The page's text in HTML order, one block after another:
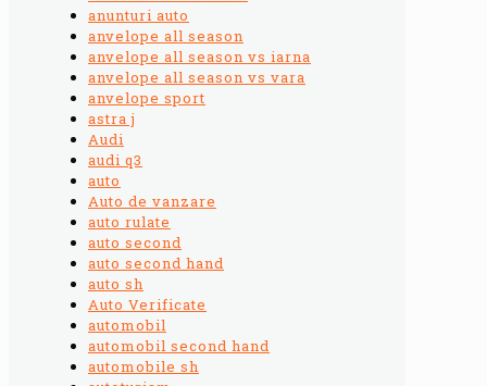
anunturi auto
anvelope all season
anvelope all season vs iarna
anvelope all season vs vara
anvelope sport
astra j
Audi
audi q3
auto
Auto de vanzare
auto rulate
auto second
auto second hand
auto sh
Auto Verificate
automobil
automobil second hand
automobile sh